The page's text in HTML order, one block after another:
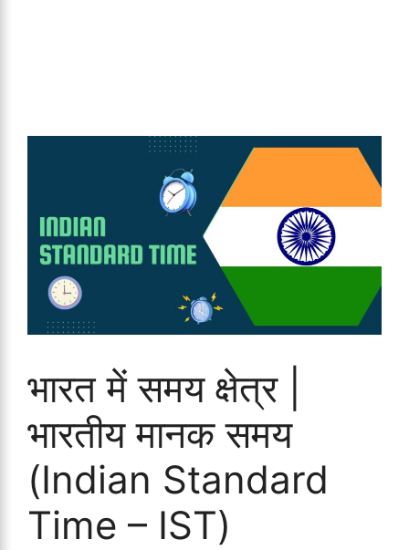
भारत में समय क्षेत्र |
भारतीय मानक समय
(Indian Standard
Time – IST)